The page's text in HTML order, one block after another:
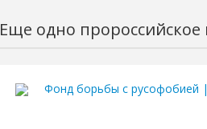
Еще одно пророссийское
Фонд борьбы с русофобией